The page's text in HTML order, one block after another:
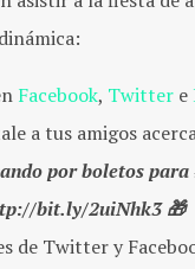
Facebook, Twitter e
a tus amigos
por boletos
bit.ly/2uiNhk3 🎁
de Twitter y